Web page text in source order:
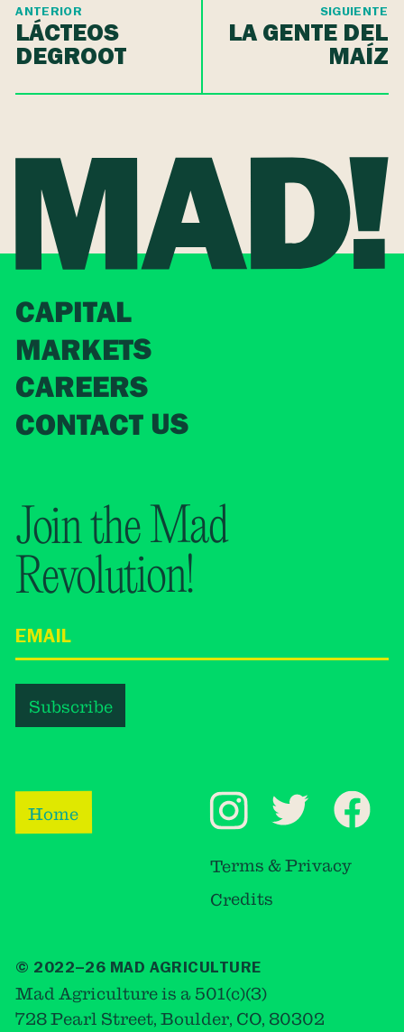
ANTERIOR
LÁCTEOS
DEGROOT
SIGUIENTE
LA GENTE DEL
MAÍZ
CAPITAL
MARKETS
CAREERS
CONTACT US
Home
Terms & Privacy
Credits
Join the Mad
Revolution!
© 2022–26 MAD AGRICULTURE
Mad Agriculture is a 501(c)(3)
728 Pearl Street, Boulder, CO, 80302